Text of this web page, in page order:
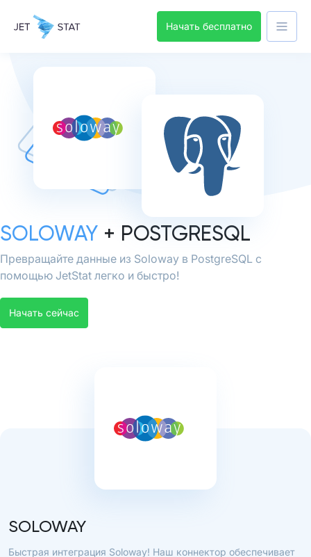
Начать бесплатно
SOLOWAY + POSTGRESQL
Превращайте данные из Soloway в PostgreSQL с
помощью JetStat легко и быстро!
Начать сейчас
SOLOWAY
Быстрая интеграция Soloway! Наш коннектор обеспечивает